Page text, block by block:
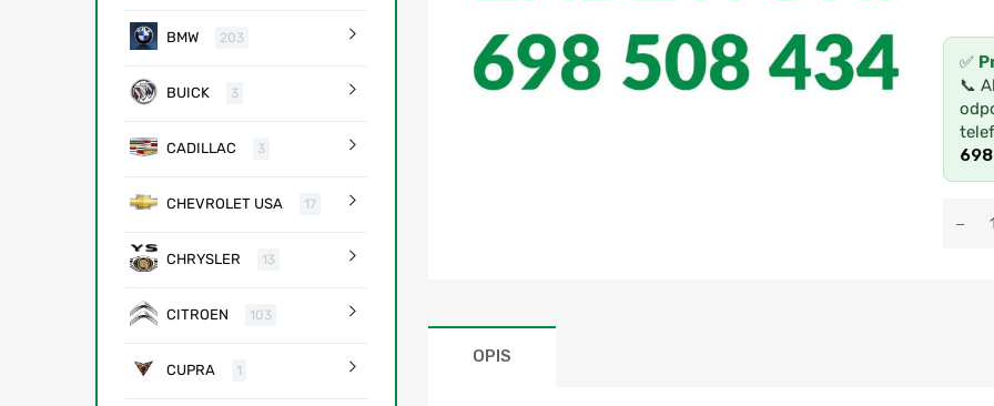
✅
📞
OPIS
BMW 203
BUICK 3
CADILLAC 3
CHEVROLET USA 17
CHRYSLER 13
CITROEN 103
CUPRA 1